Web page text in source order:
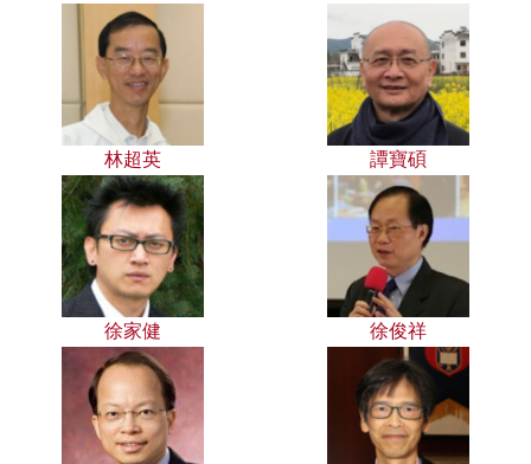
林超英 譚寶碩
徐家健 徐俊祥